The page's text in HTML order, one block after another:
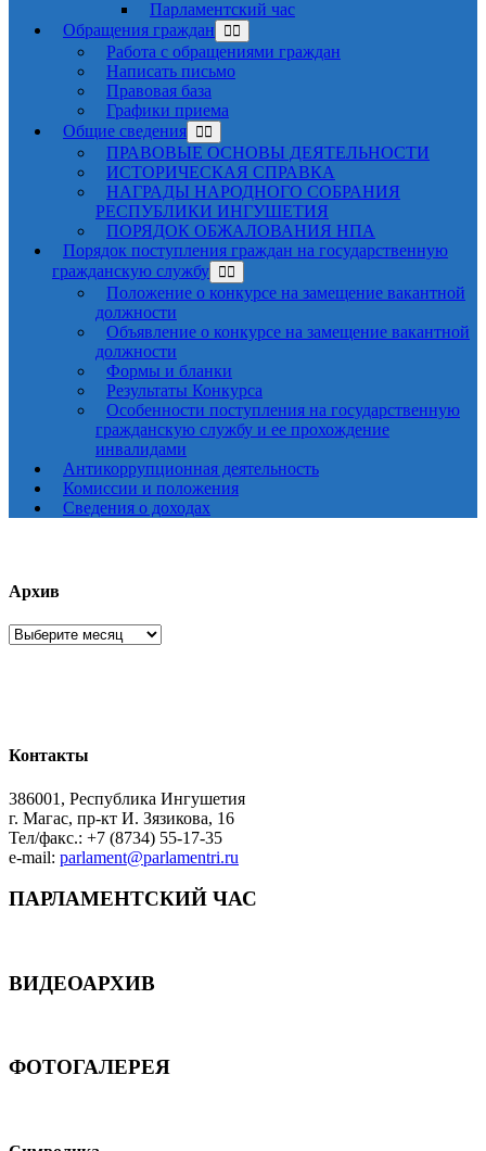
Парламентский час
Обращения граждан
Работа с обращениями граждан
Написать письмо
Правовая база
Графики приема
Общие сведения
ПРАВОВЫЕ ОСНОВЫ ДЕЯТЕЛЬНОСТИ
ИСТОРИЧЕСКАЯ СПРАВКА
НАГРАДЫ НАРОДНОГО СОБРАНИЯ
РЕСПУБЛИКИ ИНГУШЕТИЯ
ПОРЯДОК ОБЖАЛОВАНИЯ НПА
Порядок поступления граждан на государственную
гражданскую службу
Положение о конкурсе на замещение вакантной
должности
Объявление о конкурсе на замещение вакантной
должности
Формы и бланки
Результаты Конкурса
Особенности поступления на государственную
гражданскую службу и ее прохождение
инвалидами
Антикоррупционная деятельность
Комиссии и положения
Сведения о доходах
Архив
Архив
Контакты
386001, Республика Ингушетия
г. Магас, пр-кт И. Зязикова, 16
Тел/факс.: +7 (8734) 55-17-35
e-mail: parlament@parlamentri.ru
ПАРЛАМЕНТСКИЙ ЧАС
ВИДЕОАРХИВ
ФОТОГАЛЕРЕЯ